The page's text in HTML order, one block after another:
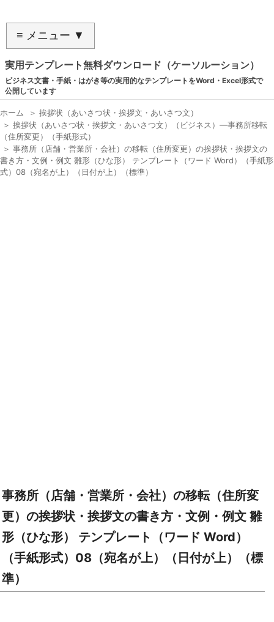
≡ メニュー ▼
実用テンプレート無料ダウンロード（ケーソルーション）
ビジネス文書・手紙・はがき等の実用的なテンプレートをWord・Excel形式で
公開しています
ホーム ＞ 挨拶状（あいさつ状・挨拶文・あいさつ文）
＞ 挨拶状（あいさつ状・挨拶文・あいさつ文）（ビジネス）―事務所移転
（住所変更）（手紙形式）
＞ 事務所（店舗・営業所・会社）の移転（住所変更）の挨拶状・挨拶文の
書き方・文例・例文 雛形（ひな形） テンプレート（ワード Word）（手紙形
式）08（宛名が上）（日付が上）（標準）
事務所（店舗・営業所・会社）の移転（住所変
更）の挨拶状・挨拶文の書き方・文例・例文 雛
形（ひな形） テンプレート（ワード Word）
（手紙形式）08（宛名が上）（日付が上）（標
準）